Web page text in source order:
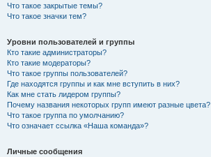
Что такое закрытые темы?
Что такое значки тем?
Уровни пользователей и группы
Кто такие администраторы?
Кто такие модераторы?
Что такое группы пользователей?
Где находятся группы и как мне вступить в них?
Как мне стать лидером группы?
Почему названия некоторых групп имеют разные цвета?
Что такое группа по умолчанию?
Что означает ссылка «Наша команда»?
Личные сообщения